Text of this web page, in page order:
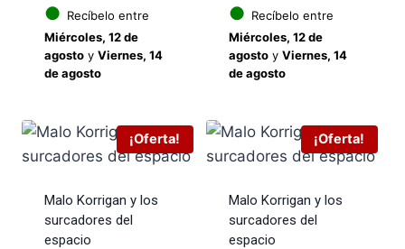
precio
original
11.95€.
actual
9.56€.
● Recíbelo entre
Miércoles, 12 de
agostoy Viernes, 14
de agosto
precio
original
11.95€.
actual
9.56€.
● Recíbelo entre
Miércoles, 12 de
agostoy Viernes, 14
de agosto
¡Oferta!
Malo Korrigan y los
surcadores del
espacio
¡Oferta!
Malo Korrigan y los
surcadores del
espacio